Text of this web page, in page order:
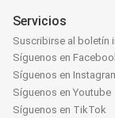
Servicios
Suscribirse al boletín
Síguenos en
Síguenos en
Síguenos en Youtube
Síguenos en TikTok